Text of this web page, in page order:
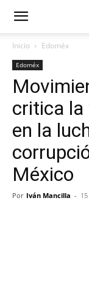
Inicio Edoméx
Edoméx
critica la
en la
México
Por Iván Mancilla -